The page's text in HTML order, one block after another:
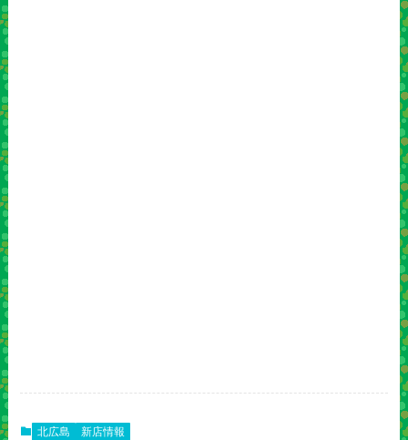
北広島 新店情報